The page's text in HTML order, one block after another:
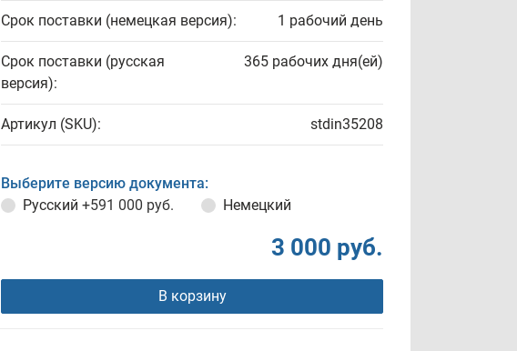
Срок поставки (немецкая версия): 1 рабочий день
Срок поставки (русская
версия):
365 рабочих дня(ей)
Артикул (SKU): stdin35208
Выберите версию документа:
Русский +591 000 руб. Немецкий
3 000 руб.
В корзину